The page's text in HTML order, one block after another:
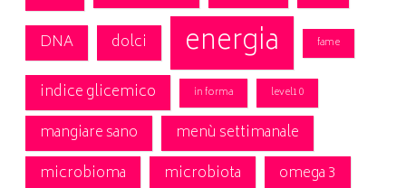
DNA dolci energia fame
indice glicemico in forma level10
mangiare sano
menù settimanale
microbioma
microbiota
omega 3